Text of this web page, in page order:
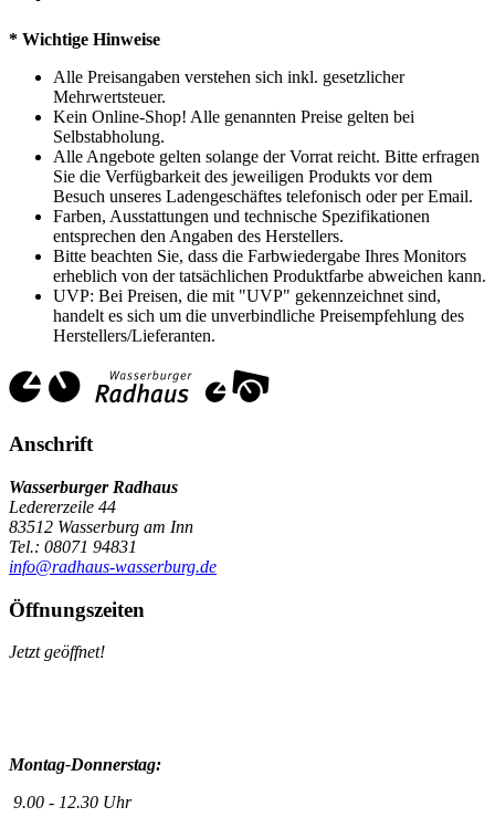
* Wichtige Hinweise
Alle Preisangaben verstehen sich inkl. gesetzlicher
Mehrwertsteuer.
Kein Online-Shop! Alle genannten Preise gelten bei
Selbstabholung.
Alle Angebote gelten solange der Vorrat reicht. Bitte erfragen
Sie die Verfügbarkeit des jeweiligen Produkts vor dem
Besuch unseres Ladengeschäftes telefonisch oder per Email.
Farben, Ausstattungen und technische Spezifikationen
entsprechen den Angaben des Herstellers.
Bitte beachten Sie, dass die Farbwiedergabe Ihres Monitors
erheblich von der tatsächlichen Produktfarbe abweichen kann.
UVP: Bei Preisen, die mit "UVP" gekennzeichnet sind,
handelt es sich um die unverbindliche Preisempfehlung des
Herstellers/Lieferanten.
Anschrift
Wasserburger Radhaus
Ledererzeile 44
83512 Wasserburg am Inn
Tel.: 08071 94831
info@radhaus-wasserburg.de
Öffnungszeiten
Jetzt geöffnet!
Montag-Donnerstag:
9.00 - 12.30 Uhr